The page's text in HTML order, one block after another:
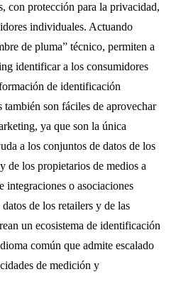
con protección para la privacidad,
individuales. Actuando
de pluma” técnico, permiten a
identificar a los consumidores
de identificación
son fáciles de aprovechar
ya que son la única
a los conjuntos de datos de los
de los propietarios de medios a
integraciones o asociaciones
de los retailers y de las
un ecosistema de identificación
común que admite escalado
de medición y